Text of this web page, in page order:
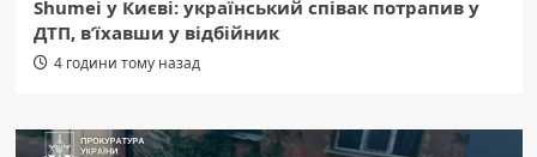
Shumei у Києві: український співак потрапив у
ДТП, в’їхавши у відбійник
4 години тому назад